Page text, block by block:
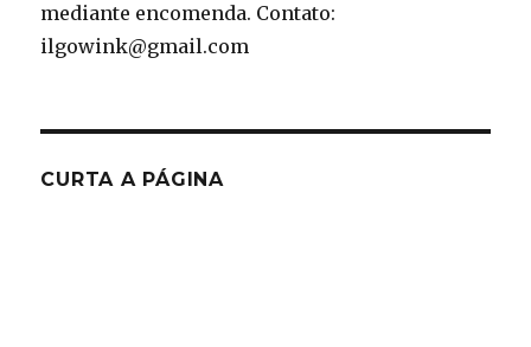
mediante encomenda. Contato:
ilgowink@gmail.com
CURTA A PÁGINA